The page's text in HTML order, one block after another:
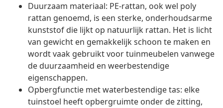
Duurzaam materiaal: PE-rattan, ook wel poly
rattan genoemd, is een sterke, onderhoudsarme
kunststof die lijkt op natuurlijk rattan. Het is licht
van gewicht en gemakkelijk schoon te maken en
wordt vaak gebruikt voor tuinmeubelen vanwege
de duurzaamheid en weerbestendige
eigenschappen.
Opbergfunctie met waterbestendige tas: elke
tuinstoel heeft opbergruimte onder de zitting,